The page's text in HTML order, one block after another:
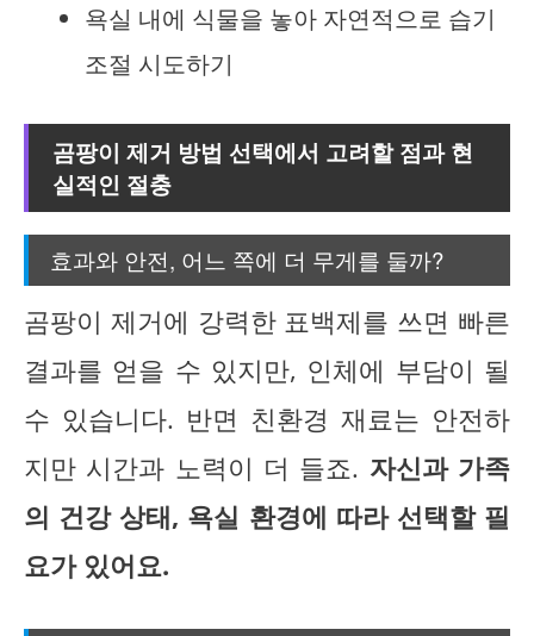
욕실 내에 식물을 놓아 자연적으로 습기
조절 시도하기
곰팡이 제거 방법 선택에서 고려할 점과 현
실적인 절충
효과와 안전, 어느 쪽에 더 무게를 둘까?
곰팡이 제거에 강력한 표백제를 쓰면 빠른
결과를 얻을 수 있지만, 인체에 부담이 될
수 있습니다. 반면 친환경 재료는 안전하
지만 시간과 노력이 더 들죠. 자신과 가족
의 건강 상태, 욕실 환경에 따라 선택할 필
요가 있어요.